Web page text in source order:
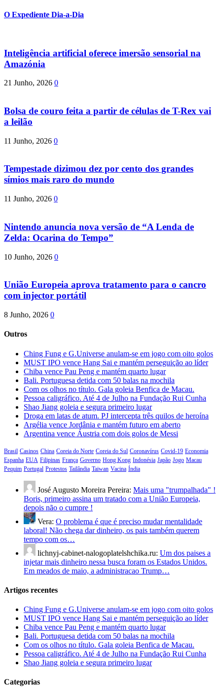
O Expediente Dia-a-Dia
Inteligência artificial oferece imersão sensorial na
Amazónia
21 Junho, 2026 0
Bolsa de couro feita a partir de células de T-Rex vai
a leilão
11 Junho, 2026 0
Tempestade dizimou dez por cento dos grandes
símios mais raro do mundo
11 Junho, 2026 0
Nintendo anuncia nova versão de “A Lenda de
Zelda: Ocarina do Tempo”
10 Junho, 2026 0
União Europeia aprova tratamento para o cancro
com injector portátil
8 Junho, 2026 0
Outros
Ching Fung e G.Universe anulam-se em jogo com oito golos
MUST IPO vence Hang Sai e mantém perseguição ao líder
Chiba vence Pau Peng e mantém quarto lugar
Bali. Portuguesa detida com 50 balas na mochila
Com os olhos no título. Gala goleia Benfica de Macau.
Pessoa caligráfico. Até 4 de Julho na Fundação Rui Cunha
Shao Jiang goleia e segura primeiro lugar
Droga em latas de atum. PJ intercepta três quilos de heroína
Argélia vence Jordânia e mantém futuro em aberto
Argentina vence Áustria com dois golos de Messi
Brasil Casinos China Coreia do Norte Coreia do Sul Coronavírus Covid-19 Economia
Espanha EUA Filipinas França Governo Hong Kong Indonésia Japão Jogo Macau
Pequim Portugal Protestos Tailândia Taiwan Vacina Índia
José Augusto Moreira Pereira: Mais uma "trumpalhada" !
Boris, primeiro assina um tratado com a União Europeia,
depois não o cumpre !
Vera: O problema é que é preciso mudar mentalidade
laboral! Não chega dar dinheiro, os pais também querem
tempo com os…
lichnyj-cabinet-nalogoplatelshchika.ru: Um dos paises a
injetar mais dinheiro nessa busca foram os Estados Unidos.
Em meados de maio, a administracao Trump…
Artigos recentes
Ching Fung e G.Universe anulam-se em jogo com oito golos
MUST IPO vence Hang Sai e mantém perseguição ao líder
Chiba vence Pau Peng e mantém quarto lugar
Bali. Portuguesa detida com 50 balas na mochila
Com os olhos no título. Gala goleia Benfica de Macau.
Pessoa caligráfico. Até 4 de Julho na Fundação Rui Cunha
Shao Jiang goleia e segura primeiro lugar
Categorias